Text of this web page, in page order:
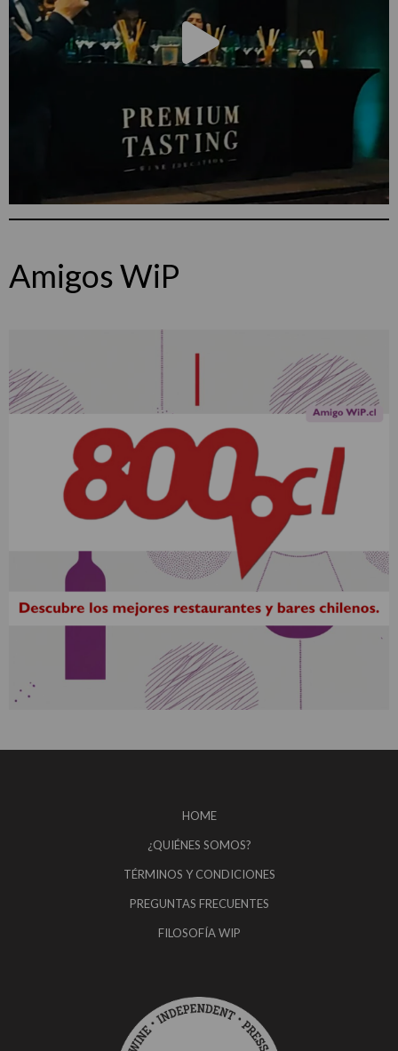
Amigos WiP
HOME
¿QUIÉNES SOMOS?
TÉRMINOS Y CONDICIONES
PREGUNTAS FRECUENTES
FILOSOFÍA WIP